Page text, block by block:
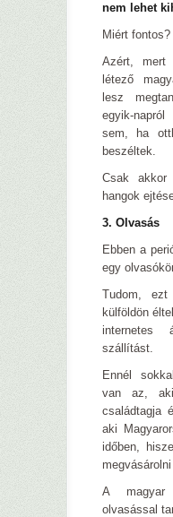
nem lehet
Miért fontos?
Azért, mert
létező
lesz
egyik-
sem, ha
beszéltek.
Csak
hangok
3. Olvasás
Ebben a
egy
Tudom, ezt
külföldön
internetes
szállítást.
Ennél
van az,
családtagja
aki
időben,
A
olvasással